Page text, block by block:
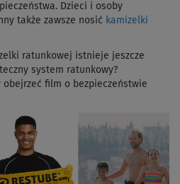
Dzieci i osoby
także zawsze nosić kamizelki
ratunkowej istnieje jeszcze
system ratunkowy?
obejrzeć film o bezpieczeństwie